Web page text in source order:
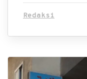
Redaksi